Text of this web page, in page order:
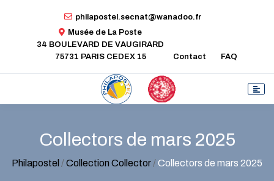
philapostel.secnat@wanadoo.fr
Musée de La Poste
34 BOULEVARD DE VAUGIRARD
75731 PARIS CEDEX 15
Contact FAQ
Collectors de mars 2025
Philapostel /Collection Collector /Collectors de mars 2025